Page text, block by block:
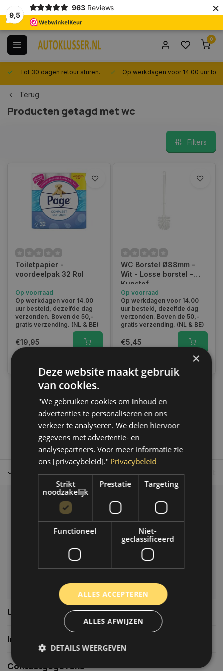
9,5
963 Reviews ×
0
Tot 30 dagen retour sturen. Op werkdagen voor 14.00 uur
Terug
Producten getagd met wc
Filters
Toiletpapier -
voordeelpak 32 Rol
Op voorraad
Op werkdagen voor 14.00
uur besteld, dezelfde dag
verzonden. Boven de 50,-
gratis verzending. (NL & BE)
€19,95
WC Borstel Ø88mm -
Wit - Losse borstel -
Kunstof
Op voorraad
Op werkdagen voor 14.00
uur besteld, dezelfde dag
verzonden. Boven de 50,-
gratis verzending. (NL & BE)
€5,45
1
Tot 30 dagen retour sturen. Op werkdagen voor 14.00 uur
Klantenservice
Veelgestelde vragen
06-39119169
info@autoklusser.nl
Usefull links
Informatie
Contactgegevens
×
Deze website maakt gebruik
van cookies.
"We gebruiken cookies om inhoud en
advertenties te personaliseren en ons
verkeer te analyseren. We delen hiervoor
gegevens met advertentie- en
analysepartners. Voor meer informatie zie
ons [privacybeleid]." Privacybeleid
Strikt
noodzakelijk
Prestatie Targeting
Functioneel
Niet-
geclassificeerd
ALLES ACCEPTEREN
ALLES AFWIJZEN
DETAILS WEERGEVEN